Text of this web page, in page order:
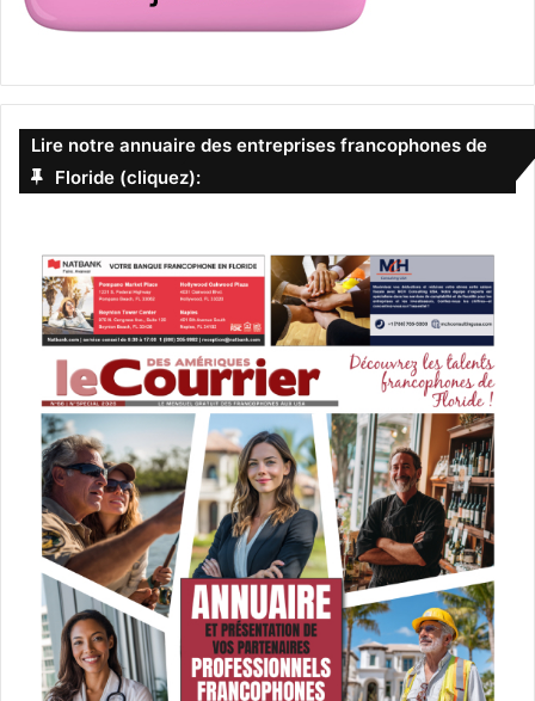
Lire notre annuaire des entreprises francophones de
Floride (cliquez):